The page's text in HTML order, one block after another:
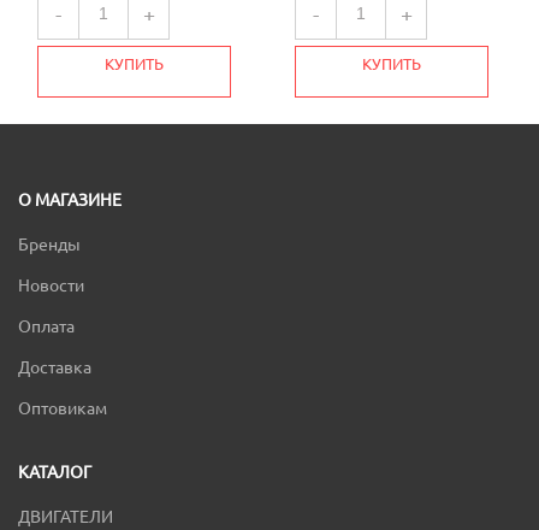
- +
КУПИТЬ
- +
КУПИТЬ
О МАГАЗИНЕ
Бренды
Новости
Оплата
Доставка
Оптовикам
КАТАЛОГ
ДВИГАТЕЛИ